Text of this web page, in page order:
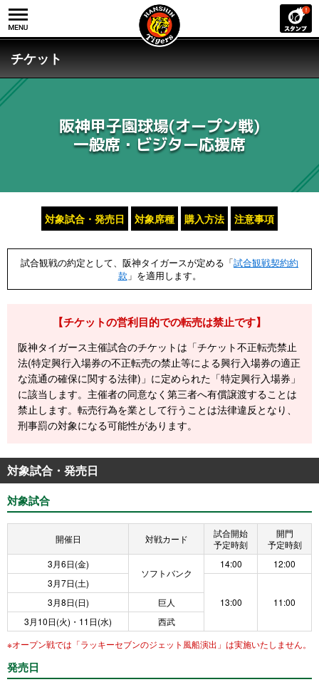
チケット
阪神甲子園球場(オープン戦)
一般席・ビジター応援席
対象試合・発売日 対象席種 購入方法 注意事項
試合観戦の約定として、阪神タイガースが定める「試合観戦契約約
款 」を適用します。
【チケットの営利目的での転売は禁止です】
阪神タイガース主催試合のチケットは「チケット不正転売禁止
法(特定興行入場券の不正転売の禁止等による興行入場券の適正
な流通の確保に関する法律)」に定められた「特定興行入場券」
に該当します。主催者の同意なく第三者へ有償譲渡することは
禁止します。転売行為を業として行うことは法律違反となり、
刑事罰の対象になる可能性があります。
対象試合・発売日
対象試合
開催日 対戦カード
試合開始
予定時刻
開門
予定時刻
3月6日(金)
ソフトバンク
14:00
12:00
3月7日(土)
13:00
11:00
3月8日(日)
巨人
3月10日(火)・11日(水)
西武
※オープン戦では「ラッキーセブンのジェット風船演出」は実施いたしません。
発売日